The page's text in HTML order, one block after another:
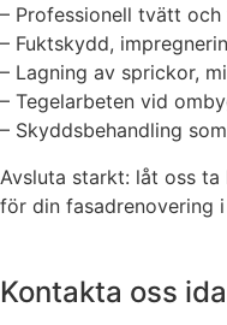
– Professionell tvätt
– Fuktskydd,
– Lagning av sprickor,
– Tegelarbeten vid
– Skyddsbehandling
Avsluta starkt: låt oss
för din fasadrenovering i
Kontakta oss